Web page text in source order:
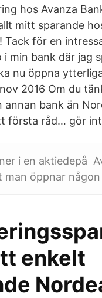
hos Avanza
mitt sparande
Tack för en
i min bank där jag
nu öppna
2016 Om du
annan bank än
första råd… gör
i en aktiedepå
man öppnar någon
enkelt